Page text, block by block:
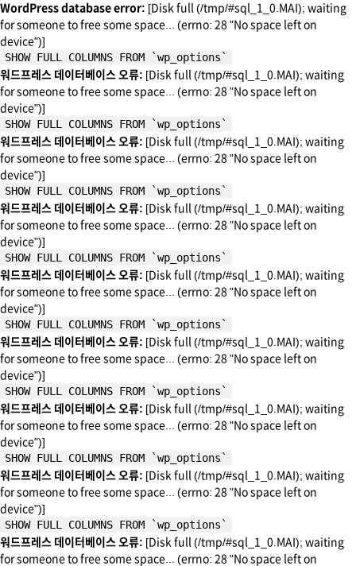
WordPress database error: [Disk full (/tmp/#sql_1_0.MAI); waiting
for someone to free some space... (errno: 28 "No space left on
device")]
SHOW FULL COLUMNS FROM `wp_options`
워드프레스 데이터베이스 오류: [Disk full (/tmp/#sql_1_0.MAI); waiting
for someone to free some space... (errno: 28 "No space left on
device")]
SHOW FULL COLUMNS FROM `wp_options`
워드프레스 데이터베이스 오류: [Disk full (/tmp/#sql_1_0.MAI); waiting
for someone to free some space... (errno: 28 "No space left on
device")]
SHOW FULL COLUMNS FROM `wp_options`
워드프레스 데이터베이스 오류: [Disk full (/tmp/#sql_1_0.MAI); waiting
for someone to free some space... (errno: 28 "No space left on
device")]
SHOW FULL COLUMNS FROM `wp_options`
워드프레스 데이터베이스 오류: [Disk full (/tmp/#sql_1_0.MAI); waiting
for someone to free some space... (errno: 28 "No space left on
device")]
SHOW FULL COLUMNS FROM `wp_options`
워드프레스 데이터베이스 오류: [Disk full (/tmp/#sql_1_0.MAI); waiting
for someone to free some space... (errno: 28 "No space left on
device")]
SHOW FULL COLUMNS FROM `wp_options`
워드프레스 데이터베이스 오류: [Disk full (/tmp/#sql_1_0.MAI); waiting
for someone to free some space... (errno: 28 "No space left on
device")]
SHOW FULL COLUMNS FROM `wp_options`
워드프레스 데이터베이스 오류: [Disk full (/tmp/#sql_1_0.MAI); waiting
for someone to free some space... (errno: 28 "No space left on
device")]
SHOW FULL COLUMNS FROM `wp_options`
워드프레스 데이터베이스 오류: [Disk full (/tmp/#sql_1_0.MAI); waiting
for someone to free some space... (errno: 28 "No space left on